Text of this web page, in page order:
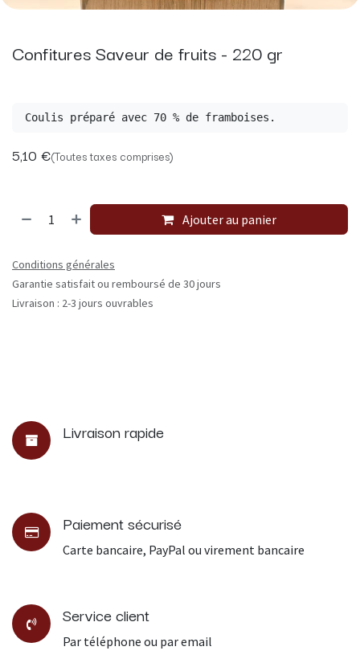
Confitures Saveur de fruits - 220 gr
Coulis préparé avec 70 % de framboises.
5,10 €(Toutes taxes comprises)
Ajouter au panier
Conditions générales
Garantie satisfait ou remboursé de 30 jours
Livraison : 2-3 jours ouvrables
Livraison rapide
Paiement sécurisé
Carte bancaire, PayPal ou virement bancaire
Service client
Par téléphone ou par email